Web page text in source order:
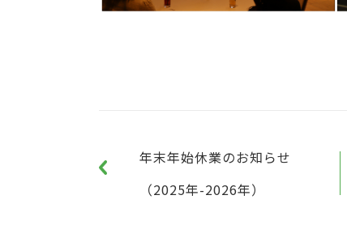
年末年始休業のお知らせ
（2025年-2026年）